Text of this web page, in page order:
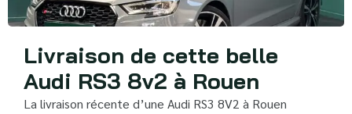
Livraison de cette belle
Audi RS3 8v2 à Rouen
La livraison récente d’une Audi RS3 8V2 à Rouen